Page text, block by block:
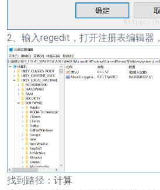
2、输入regedit，打开注册表编辑器，
找到路径： 计算